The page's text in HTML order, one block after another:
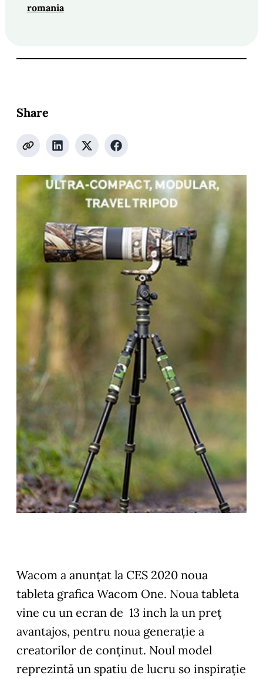
romania
Share
Wacom a anunțat la CES 2020 noua
tableta grafica Wacom One. Noua tableta
vine cu un ecran de 13 inch la un preț
avantajos, pentru noua generație a
creatorilor de conținut. Noul model
reprezintă un spatiu de lucru so inspirație